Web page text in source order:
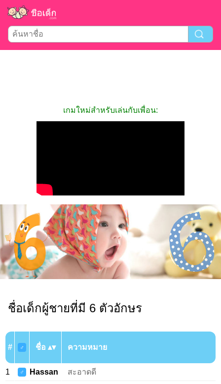
เกมใหม่สำหรับเล่นกับเพื่อน:
ชื่อเด็กผู้ชายที่มี 6 ตัวอักษร
# ♂ ชื่อ ความหมาย
1 ♂ Hassan สะอาดดี